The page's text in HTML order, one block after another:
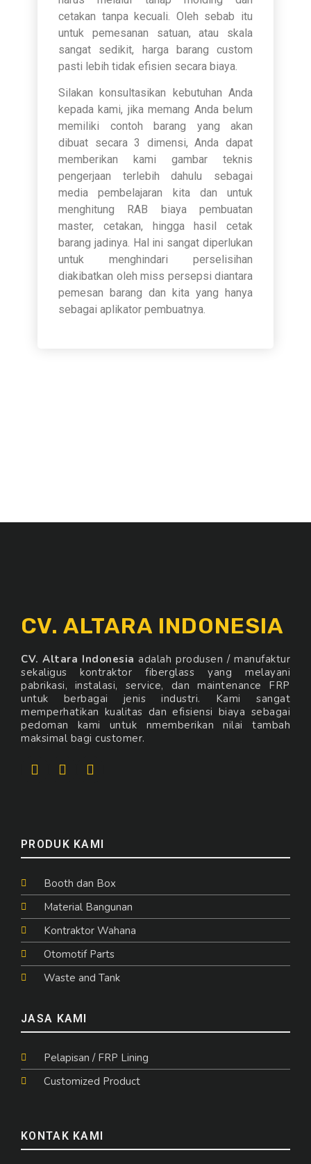
cetakan tanpa kecuali. Oleh sebab itu
untuk pemesanan satuan, atau skala
sangat sedikit, harga barang custom
pasti lebih tidak efisien secara biaya.
Silakan konsultasikan kebutuhan Anda
kepada kami, jika memang Anda belum
memiliki contoh barang yang akan
dibuat secara 3 dimensi, Anda dapat
memberikan kami gambar teknis
pengerjaan terlebih dahulu sebagai
media pembelajaran kita dan untuk
menghitung RAB biaya pembuatan
master, cetakan, hingga hasil cetak
barang jadinya. Hal ini sangat diperlukan
untuk menghindari perselisihan
diakibatkan oleh miss persepsi diantara
pemesan barang dan kita yang hanya
sebagai aplikator pembuatnya.
CV. ALTARA INDONESIA
CV. Altara Indonesia adalah produsen / manufaktur
sekaligus kontraktor fiberglass yang melayani
pabrikasi, instalasi, service, dan maintenance FRP
untuk berbagai jenis industri. Kami sangat
memperhatikan kualitas dan efisiensi biaya sebagai
pedoman kami untuk nmemberikan nilai tambah
maksimal bagi customer.
PRODUK KAMI
Booth dan Box
Material Bangunan
Kontraktor Wahana
Otomotif Parts
Waste and Tank
JASA KAMI
Pelapisan / FRP Lining
Customized Product
KONTAK KAMI